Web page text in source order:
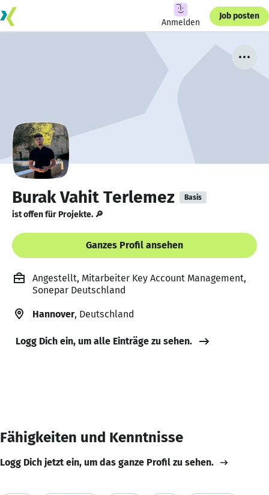
Anmelden
Job posten
Burak Vahit Terlemez Basis
ist offen für Projekte. 🔎
Ganzes Profil ansehen
Angestellt, Mitarbeiter Key Account Management,
Sonepar Deutschland
Hannover, Deutschland
Logg Dich ein, um alle Einträge zu sehen.
Fähigkeiten und Kenntnisse
Logg Dich jetzt ein, um das ganze Profil zu sehen.